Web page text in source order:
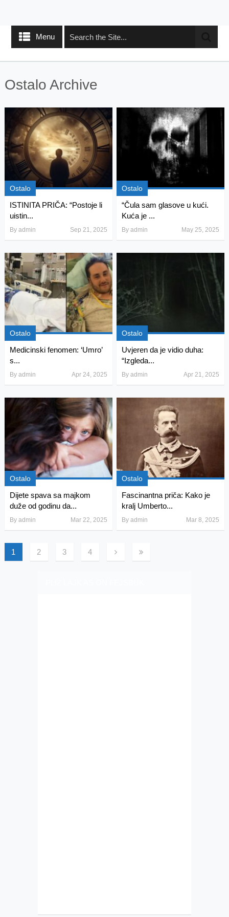
Menu
Ostalo Archive
Ostalo
ISTINITA PRIČA: “Postoje li
uistin...
By admin Sep 21, 2025
Ostalo
“Čula sam glasove u kući.
Kuća je ...
Byadmin May 25, 2025
Ostalo
Medicinski fenomen: ‘Umro’
s...
By admin Apr 24, 2025
Ostalo
Uvjeren da je vidio duha:
“Izgleda...
Byadmin Apr 21, 2025
Ostalo
Dijete spava sa majkom
duže od godinu da...
By admin Mar 22, 2025
Ostalo
Fascinantna priča: Kako je
kralj Umberto...
Byadmin Mar 8, 2025
1 2 3 4